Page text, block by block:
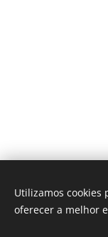
Utilizamos
oferecer a melhor